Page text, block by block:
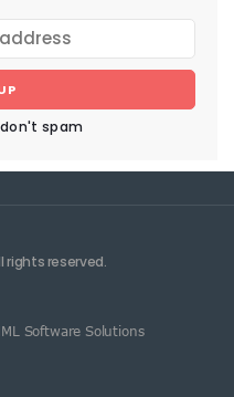
spam
rights reserved.
Software Solutions